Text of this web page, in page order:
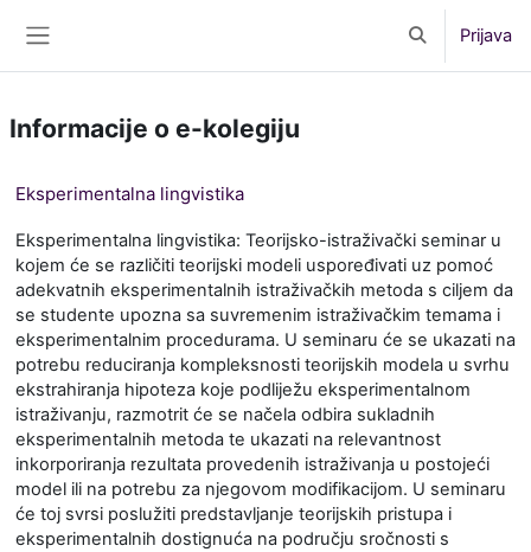
Toggle search
Prijava
Informacije o e-kolegiju
Eksperimentalna lingvistika
Eksperimentalna lingvistika: Teorijsko-istraživački seminar u
kojem će se različiti teorijski modeli uspoređivati uz pomoć
adekvatnih eksperimentalnih istraživačkih metoda s ciljem da
se studente upozna sa suvremenim istraživačkim temama i
eksperimentalnim procedurama. U seminaru će se ukazati na
potrebu reduciranja kompleksnosti teorijskih modela u svrhu
ekstrahiranja hipoteza koje podliježu eksperimentalnom
istraživanju, razmotrit će se načela odbira sukladnih
eksperimentalnih metoda te ukazati na relevantnost
inkorporiranja rezultata provedenih istraživanja u postojeći
model ili na potrebu za njegovom modifikacijom. U seminaru
će toj svrsi poslužiti predstavljanje teorijskih pristupa i
eksperimentalnih dostignuća na području sročnosti s